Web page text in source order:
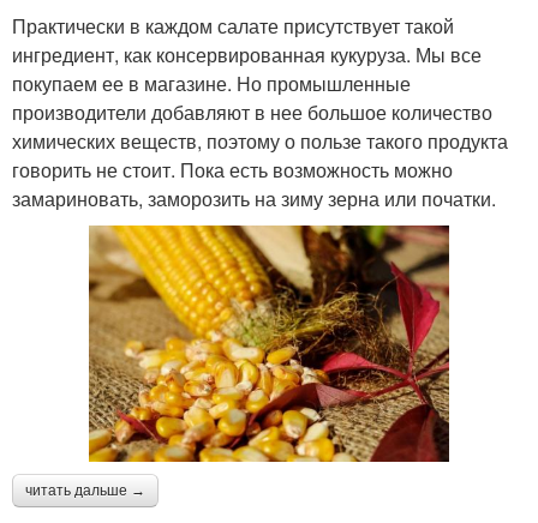
Практически в каждом салате присутствует такой
ингредиент, как консервированная кукуруза. Мы все
покупаем ее в магазине. Но промышленные
производители добавляют в нее большое количество
химических веществ, поэтому о пользе такого продукта
говорить не стоит. Пока есть возможность можно
замариновать, заморозить на зиму зерна или початки.
читать дальше →